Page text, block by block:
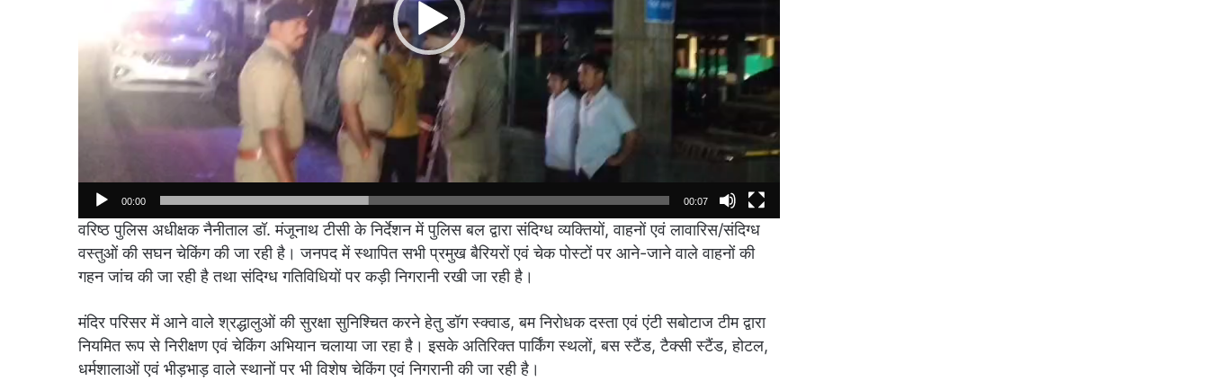
00:00 00:07
वरिष्ठ पुलिस अधीक्षक नैनीताल डॉ. मंजूनाथ टीसी के निर्देशन में पुलिस बल द्वारा संदिग्ध व्यक्तियों, वाहनों एवं लावारिस/संदिग्ध
वस्तुओं की सघन चेकिंग की जा रही है। जनपद में स्थापित सभी प्रमुख बैरियरों एवं चेक पोस्टों पर आने-जाने वाले वाहनों की
गहन जांच की जा रही है तथा संदिग्ध गतिविधियों पर कड़ी निगरानी रखी जा रही है।
मंदिर परिसर में आने वाले श्रद्धालुओं की सुरक्षा सुनिश्चित करने हेतु डॉग स्क्वाड, बम निरोधक दस्ता एवं एंटी सबोटाज टीम द्वारा
नियमित रूप से निरीक्षण एवं चेकिंग अभियान चलाया जा रहा है। इसके अतिरिक्त पार्किंग स्थलों, बस स्टैंड, टैक्सी स्टैंड, होटल,
धर्मशालाओं एवं भीड़भाड़ वाले स्थानों पर भी विशेष चेकिंग एवं निगरानी की जा रही है।